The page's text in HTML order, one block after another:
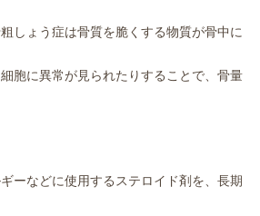
しょう症は骨質を脆くする物質が骨中に
胞に異常が見られたりすることで、骨量
ーなどに使用するステロイド剤を、長期